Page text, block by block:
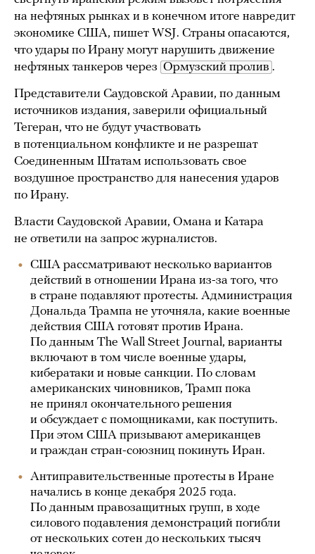
на нефтяных рынках и в конечном итоге навредит
экономике США, пишет WSJ. Страны опасаются,
что удары по Ирану могут нарушить движение
нефтяных танкеров через Ормузский пролив .
Представители Саудовской Аравии, по данным
источников издания, заверили официальный
Тегеран, что не будут участвовать
в потенциальном конфликте и не разрешат
Соединенным Штатам использовать свое
воздушное пространство для нанесения ударов
по Ирану.
Власти Саудовской Аравии, Омана и Катара
не ответили на запрос журналистов.
США рассматривают несколько вариантов
действий в отношении Ирана из-за того, что
в стране подавляют протесты. Администрация
Дональда Трампа не уточняла, какие военные
действия США готовят против Ирана.
По данным The Wall Street Journal, варианты
включают в том числе военные удары,
кибератаки и новые санкции. По словам
американских чиновников, Трамп пока
не принял окончательного решения
и обсуждает с помощниками, как поступить.
При этом США призывают американцев
и граждан стран-союзниц покинуть Иран.
Антиправительственные протесты в Иране
начались в конце декабря 2025 года.
По данным правозащитных групп, в ходе
силового подавления демонстраций погибли
от нескольких сотен до нескольких тысяч